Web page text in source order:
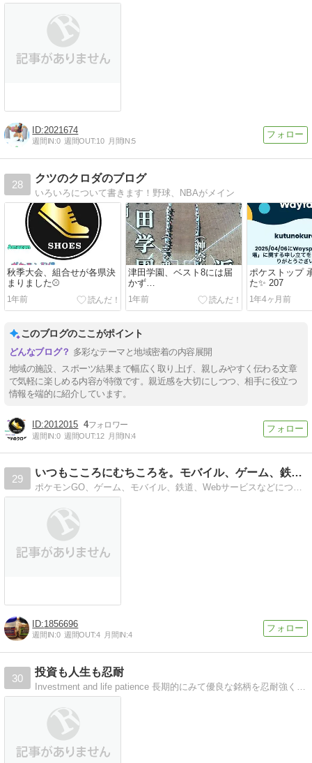
2021674
週間IN:0 週間OUT:10 月間IN:5
28
クツのクロダのブログ
いろいろについて書きます！野球、NBAがメイン
秋季大会、組合せが各県決
まりました⚾️
1年前
津田学園、ベスト8には届
かず…
1年前
ポケストップ
た✨ 207
1年4ヶ月前
このブログのここがポイント
多彩なテーマと地域密着の内容展開
地域の施設、スポーツ結果まで幅広く取り上げ、親しみやすく伝わる文章
で気軽に楽しめる内容が特徴です。親近感を大切にしつつ、相手に役立つ
情報を端的に紹介しています。
2012015 4
週間IN:0 週間OUT:12 月間IN:4
29
いつもこころにむちころを。モバイル、ゲーム、鉄道など
1856696
週間IN:0 週間OUT:4 月間IN:4
30
投資も人生も忍耐